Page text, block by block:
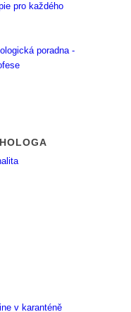
pro každého
poradna -